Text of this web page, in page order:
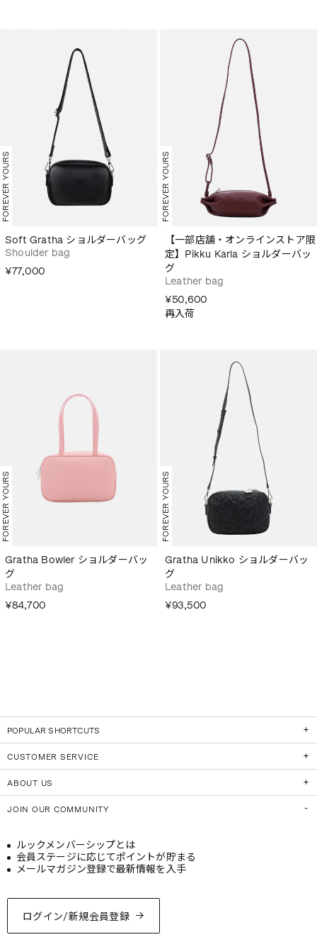
FOREVER YOURS
Soft Gratha ショルダーバッグ
Shoulder bag
¥77,000
FOREVER YOURS
【一部店舗・オンラインストア限
定】Pikku Karla ショルダーバッ
グ
Leather bag
¥50,600
再入荷
FOREVER YOURS
Gratha Bowler ショルダーバッ
グ
Leather bag
¥84,700
FOREVER YOURS
Gratha Unikko ショルダーバッ
グ
Leather bag
¥93,500
POPULAR SHORTCUTS
CUSTOMER SERVICE
ABOUT US
JOIN OUR COMMUNITY
ログイン/新規会員登録
ルックメンバーシップとは
会員ステージに応じてポイントが貯まる
メールマガジン登録で最新情報を入手